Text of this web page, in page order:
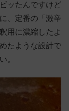
ッたんですけど
、定番の「激辛
用に濃縮したよ
たような設計で
。